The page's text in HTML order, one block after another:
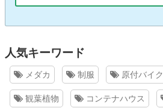
人気キーワード
メダカ 制服 原付バイク
観葉植物 コンテナハウス